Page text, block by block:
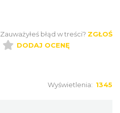
Zauważyłeś błąd w treści? ZGŁOŚ
DODAJ OCENĘ
Wyświetlenia: 1345